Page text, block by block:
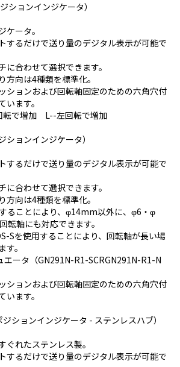
ションインジケータ）
ケータ。
するだけで送り量のデジタル表示が可能で
に合わせて選択できます。
方向は4種類を標準化。
ションおよび回転軸固定のための六角穴付
います。
転で増加 L--左回転で増加
ションインジケータ）
するだけで送り量のデジタル表示が可能で
に合わせて選択できます。
方向は4種類を標準化。
ることにより、φ14mm以外に、φ6・φ
軸にも対応できます。
Sを使用することにより、回転軸が長い場
。
エータ（GN291N-R1-SCRGN291N-R1-N
ションおよび回転軸固定のための六角穴付
います。
ションインジケータ - ステンレスハブ）
ぐれたステンレス製。
するだけで送り量のデジタル表示が可能で